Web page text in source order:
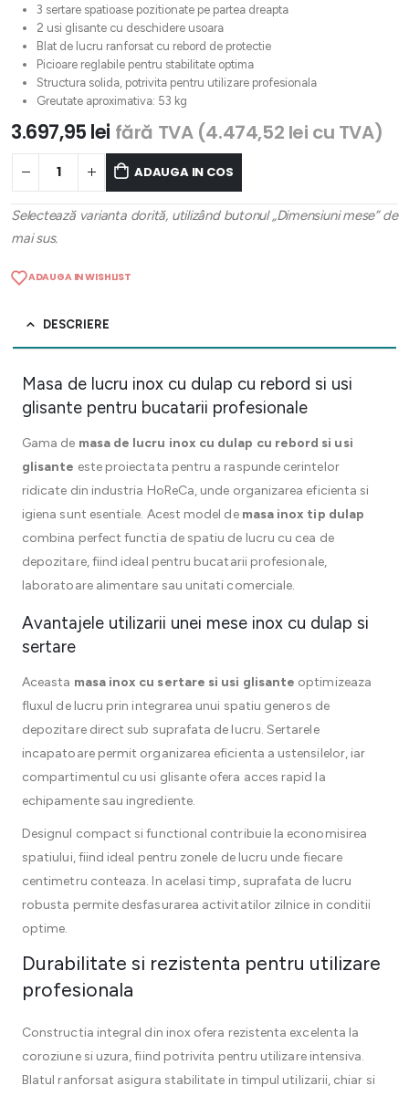
3 sertare spatioase pozitionate pe partea dreapta
2 usi glisante cu deschidere usoara
Blat de lucru ranforsat cu rebord de protectie
Picioare reglabile pentru stabilitate optima
Structura solida, potrivita pentru utilizare profesionala
Greutate aproximativa: 53 kg
3.697,95 lei fără TVA (4.474,52 lei cu TVA)
ADAUGA IN COS
Selectează varianta dorită, utilizând butonul „Dimensiuni mese” de
mai sus.
ADAUGA IN WISHLIST
DESCRIERE
Masa de lucru inox cu dulap cu rebord si usi
glisante pentru bucatarii profesionale
Gama de masa de lucru inox cu dulap cu rebord si usi
glisante este proiectata pentru a raspunde cerintelor
ridicate din industria HoReCa, unde organizarea eficienta si
igiena sunt esentiale. Acest model de masa inox tip dulap
combina perfect functia de spatiu de lucru cu cea de
depozitare, fiind ideal pentru bucatarii profesionale,
laboratoare alimentare sau unitati comerciale.
Avantajele utilizarii unei mese inox cu dulap si
sertare
Aceasta masa inox cu sertare si usi glisante optimizeaza
fluxul de lucru prin integrarea unui spatiu generos de
depozitare direct sub suprafata de lucru. Sertarele
incapatoare permit organizarea eficienta a ustensilelor, iar
compartimentul cu usi glisante ofera acces rapid la
echipamente sau ingrediente.
Designul compact si functional contribuie la economisirea
spatiului, fiind ideal pentru zonele de lucru unde fiecare
centimetru conteaza. In acelasi timp, suprafata de lucru
robusta permite desfasurarea activitatilor zilnice in conditii
optime.
Durabilitate si rezistenta pentru utilizare
profesionala
Constructia integral din inox ofera rezistenta excelenta la
coroziune si uzura, fiind potrivita pentru utilizare intensiva.
Blatul ranforsat asigura stabilitate in timpul utilizarii, chiar si